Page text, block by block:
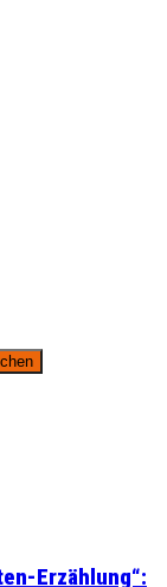
Erzählung“: